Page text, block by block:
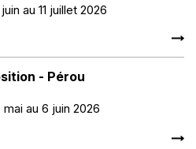
au 11 juillet 2026
- Pérou
mai au 6 juin 2026